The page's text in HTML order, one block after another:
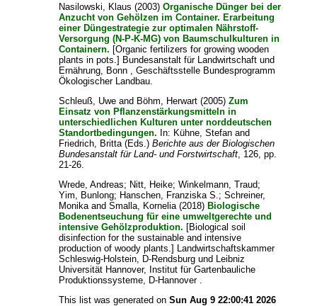
Nasilowski, Klaus (2003)Organische Dünger bei der
Anzucht von Gehölzen im Container. Erarbeitung
einer Düngestrategie zur optimalen Nährstoff-
Versorgung (N-P-K-MG) von Baumschulkulturen in
Containern. [Organic fertilizers for growing wooden
plants in pots.] Bundesanstalt für Landwirtschaft und
Ernährung, Bonn , Geschäftsstelle Bundesprogramm
Ökologischer Landbau.
Schleuß, Uwe and Böhm, Herwart (2005)Zum
Einsatz von Pflanzenstärkungsmitteln in
unterschiedlichen Kulturen unter norddeutschen
Standortbedingungen. In: Kühne, Stefan and
Friedrich, Britta (Eds.)Berichte aus der Biologischen
Bundesanstalt für Land- und Forstwirtschaft , 126, pp.
21-26.
Wrede, Andreas; Nitt, Heike;Winkelmann, Traud;
Yim, Bunlong; Hanschen, Franziska S. ;Schreiner,
Monika andSmalla, Kornelia (2018)Biologische
Bodenentseuchung für eine umweltgerechte und
intensive Gehölzproduktion. [Biological soil
disinfection for the sustainable and intensive
production of woody plants.] Landwirtschaftskammer
Schleswig-Holstein, D-Rendsburg und Leibniz
Universität Hannover, Institut für Gartenbauliche
Produktionssysteme, D-Hannover .
This list was generated onSun Aug 9 22:00:41 2026